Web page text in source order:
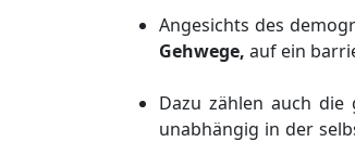
Angesichts des
Gehwege, auf ein
Dazu zählen auch
unabhängig in der